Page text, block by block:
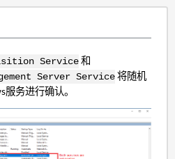
Service和
Server Service将随机
务进行确认。